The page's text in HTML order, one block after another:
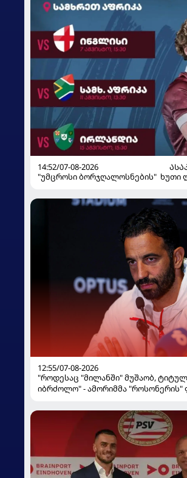
14:52/07-08-2026
"უმცროსი ბორჯღალოსნების"
12:55/07-08-2026
"როდესაც "მილანში" მუშაობ,
იბრძოლო" - ამორიმმა "როსონერის"